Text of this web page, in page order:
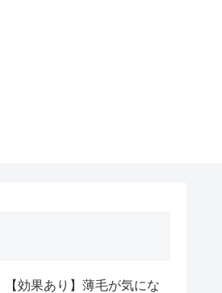
【効果あり】薄毛が気にな